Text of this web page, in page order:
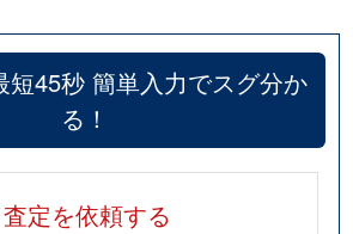
短45秒 簡単入力でスグ分か
る！
査定を依頼する